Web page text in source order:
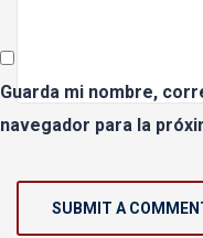
Guarda mi nombre,
navegador para la
SUBMIT A